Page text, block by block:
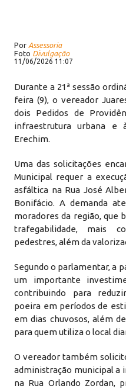
Por Assessoria
Foto Divulgação
11/06/2026 11:07
Durante a 21ª sessão
feira (9), o vereador
dois Pedidos de
infraestrutura urbana e
Erechim.
Uma das solicitações
Municipal requer a
asfáltica na Rua José
Bonifácio. A demanda
moradores da região, que
trafegabilidade, mais
pedestres, além da
Segundo o parlamentar, a
um importante
contribuindo para
poeira em períodos de
em dias chuvosos, além
para quem utiliza o local
O vereador também
administração municipal a
na Rua Orlando Zordan,